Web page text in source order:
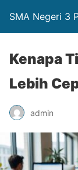
SMA Negeri 3
Kenapa
Lebih
admin